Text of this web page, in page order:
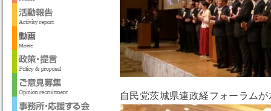
自民党茨城県連政経フォーラム